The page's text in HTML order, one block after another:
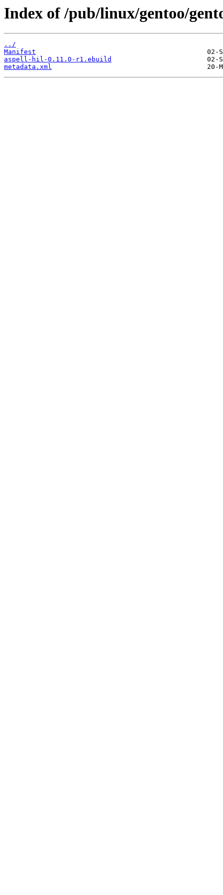
Index of /pub/linux/gentoo/
../
Manifest
aspell-hil-0.11.0-r1.ebuild
metadata.xml